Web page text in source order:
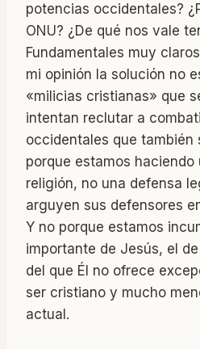
potencias occidentales?
ONU? ¿De qué nos vale
Fundamentales muy
mi opinión la solución no
«milicias cristianas» que
intentan reclutar a
occidentales que también
porque estamos haciendo
religión, no una defensa
arguyen sus defensores
Y no porque estamos
importante de Jesús, el
del que Él no ofrece
ser cristiano y mucho
actual.